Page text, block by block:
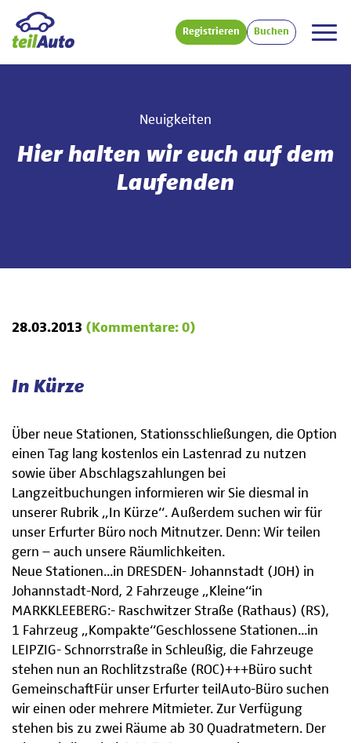
Registrieren Buchen
Neuigkeiten
Hier halten wir euch auf dem
Laufenden
28.03.2013 (Kommentare: 0)
In Kürze
Über neue Stationen, Stationsschließungen, die Option
einen Tag lang kostenlos ein Lastenrad zu nutzen
sowie über Abschlagszahlungen bei
Langzeitbuchungen informieren wir Sie diesmal in
unserer Rubrik „In Kürze“. Außerdem suchen wir für
unser Erfurter Büro noch Mitnutzer. Denn: Wir teilen
gern – auch unsere Räumlichkeiten.
Neue Stationen...in DRESDEN- Johannstadt (JOH) in
Johannstadt-Nord, 2 Fahrzeuge „Kleine“in
MARKKLEEBERG:- Raschwitzer Straße (Rathaus) (RS),
1 Fahrzeug „Kompakte“Geschlossene Stationen...in
LEIPZIG- Schnorrstraße in Schleußig, die Fahrzeuge
stehen nun an Rochlitzstraße (ROC)+++Büro sucht
GemeinschaftFür unser Erfurter teilAuto-Büro suchen
wir einen oder mehrere Mitmieter. Zur Verfügung
stehen bis zu zwei Räume ab 30 Quadratmetern. Der